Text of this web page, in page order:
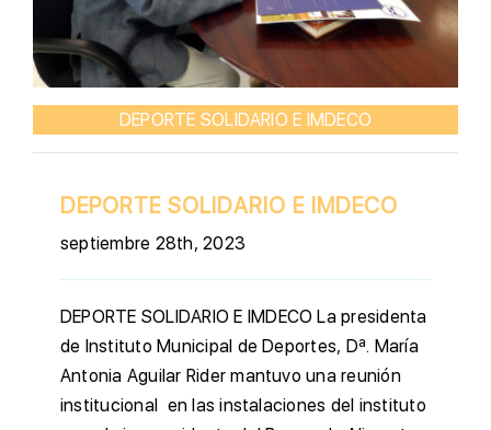
DEPORTE SOLIDARIO E IMDECO
DEPORTE SOLIDARIO E IMDECO
septiembre 28th, 2023
DEPORTE SOLIDARIO E IMDECO La presidenta
de Instituto Municipal de Deportes, Dª. María
Antonia Aguilar Rider mantuvo una reunión
institucional en las instalaciones del instituto